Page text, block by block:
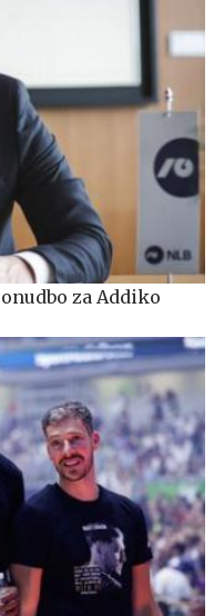
za Addiko